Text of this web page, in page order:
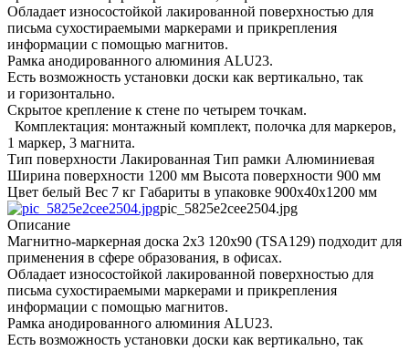
Обладает износостойкой лакированной поверхностью для
письма сухостираемыми маркерами и прикрепления
информации с помощью магнитов.
Рамка анодированного алюминия ALU23.
Есть возможность установки доски как вертикально, так
и горизонтально.
Скрытое крепление к стене по четырем точкам.
Комплектация: монтажный комплект, полочка для маркеров,
1 маркер, 3 магнита.
Тип поверхности Лакированная Тип рамки Алюминиевая
Ширина поверхности 1200 мм Высота поверхности 900 мм
Цвет белый Вес 7 кг Габариты в упаковке 900x40x1200 мм
pic_5825e2cee2504.jpg
Описание
Магнитно-маркерная доска 2x3 120x90 (TSA129) подходит для
применения в сфере образования, в офисах.
Обладает износостойкой лакированной поверхностью для
письма сухостираемыми маркерами и прикрепления
информации с помощью магнитов.
Рамка анодированного алюминия ALU23.
Есть возможность установки доски как вертикально, так